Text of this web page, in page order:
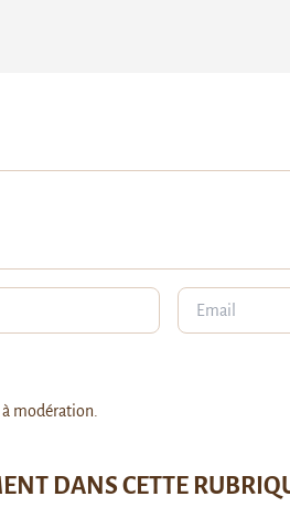
modération.
DANS CETTE